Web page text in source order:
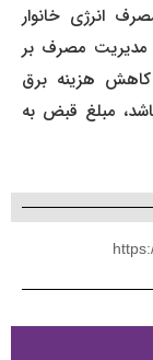
خانوار
مصرف بر
هزینه برق
مبلغ قبض به